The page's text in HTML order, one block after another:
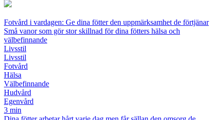
Fotvård i vardagen: Ge dina fötter den uppmärksamhet de förtjänar
Små vanor som gör stor skillnad för dina fötters hälsa och
välbefinnande
Livsstil
Livsstil
Fotvård
Hälsa
Välbefinnande
Hudvård
Egenvård
3 min